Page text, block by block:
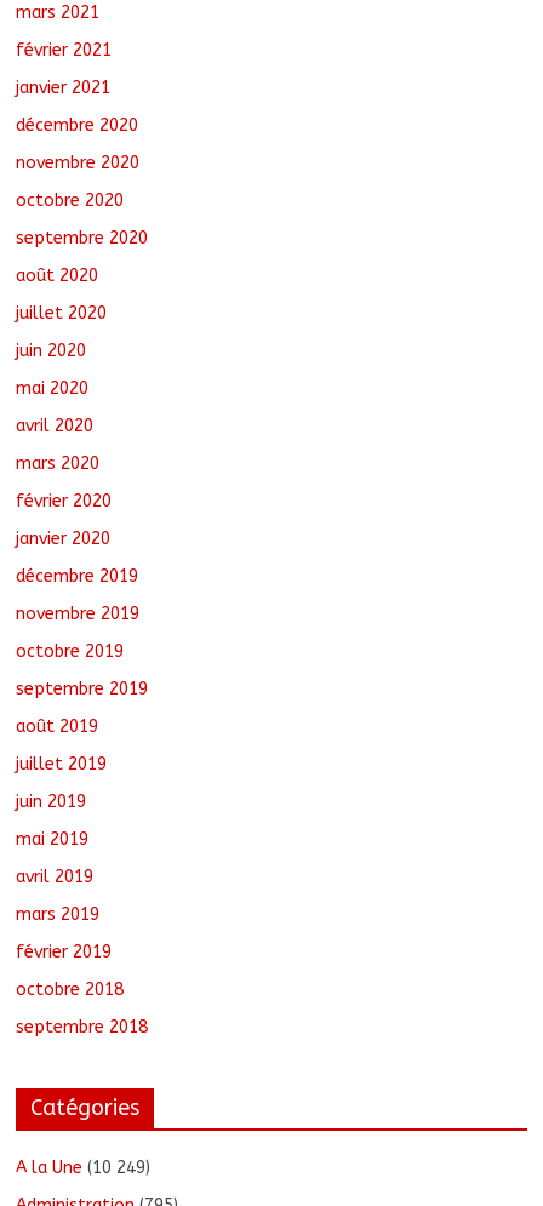
mars 2021
février 2021
janvier 2021
décembre 2020
novembre 2020
octobre 2020
septembre 2020
août 2020
juillet 2020
juin 2020
mai 2020
avril 2020
mars 2020
février 2020
janvier 2020
décembre 2019
novembre 2019
octobre 2019
septembre 2019
août 2019
juillet 2019
juin 2019
mai 2019
avril 2019
mars 2019
février 2019
octobre 2018
septembre 2018
Catégories
A la Une (10 249)